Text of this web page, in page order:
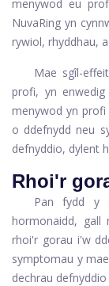
menywod eu
NuvaRing yn
rywiol, rhyddhau,
Mae sgîl-
profi, yn
menywod yn
o ddefnydd neu
defnyddio, dylent
Rhoi'r
Pan fydd y
hormonaidd, gall
rhoi'r gorau i'w
symptomau y
dechrau